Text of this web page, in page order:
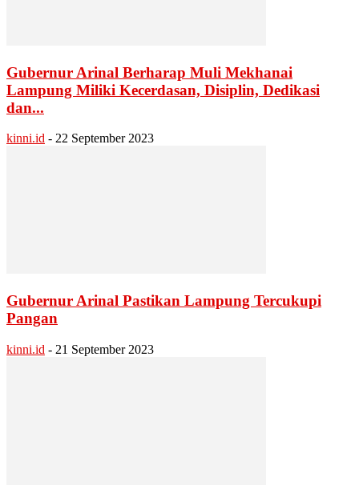
Gubernur Arinal Berharap Muli Mekhanai
Lampung Miliki Kecerdasan, Disiplin, Dedikasi
dan...
kinni.id - 22 September 2023
Gubernur Arinal Pastikan Lampung Tercukupi
Pangan
kinni.id - 21 September 2023